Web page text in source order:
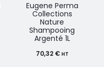
Eugene Perma
Collections
Nature
Shampooing
Argenté 1L
70,32 € HT